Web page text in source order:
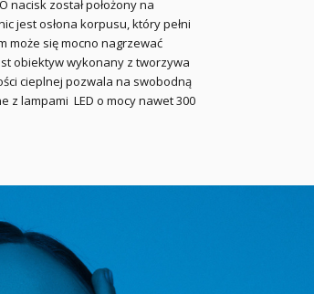
został położony na
jest osłona korpusu, który pełni
może się mocno nagrzewać
obiektyw wykonany z tworzywa
cieplnej pozwala na swobodną
z lampami LED o mocy nawet 300